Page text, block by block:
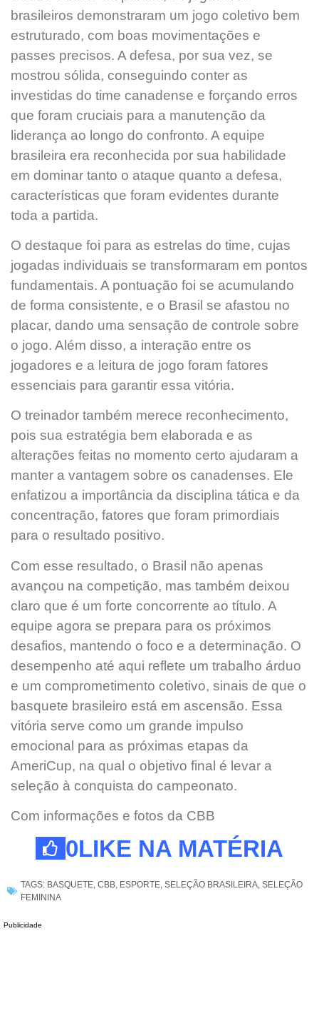
brasileiros demonstraram um jogo coletivo bem
estruturado, com boas movimentações e
passes precisos. A defesa, por sua vez, se
mostrou sólida, conseguindo conter as
investidas do time canadense e forçando erros
que foram cruciais para a manutenção da
liderança ao longo do confronto. A equipe
brasileira era reconhecida por sua habilidade
em dominar tanto o ataque quanto a defesa,
características que foram evidentes durante
toda a partida.
O destaque foi para as estrelas do time, cujas
jogadas individuais se transformaram em pontos
fundamentais. A pontuação foi se acumulando
de forma consistente, e o Brasil se afastou no
placar, dando uma sensação de controle sobre
o jogo. Além disso, a interação entre os
jogadores e a leitura de jogo foram fatores
essenciais para garantir essa vitória.
O treinador também merece reconhecimento,
pois sua estratégia bem elaborada e as
alterações feitas no momento certo ajudaram a
manter a vantagem sobre os canadenses. Ele
enfatizou a importância da disciplina tática e da
concentração, fatores que foram primordiais
para o resultado positivo.
Com esse resultado, o Brasil não apenas
avançou na competição, mas também deixou
claro que é um forte concorrente ao título. A
equipe agora se prepara para os próximos
desafios, mantendo o foco e a determinação. O
desempenho até aqui reflete um trabalho árduo
e um comprometimento coletivo, sinais de que o
basquete brasileiro está em ascensão. Essa
vitória serve como um grande impulso
emocional para as próximas etapas da
AmeriCup, na qual o objetivo final é levar a
seleção à conquista do campeonato.
Com informações e fotos da CBB
0LIKE NA MATÉRIA
TAGS: BASQUETE CBB ESPORTE SELEÇÃO BRASILEIRA SELEÇÃO
FEMININA
Publicidade